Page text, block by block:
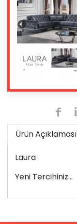
Ürün Açıklaması
Laura
Yeni Tercihiniz...